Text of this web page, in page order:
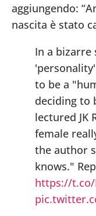
aggiungendo:
nascita è stato
In a bizarre
to be a
deciding to
lectured JK
female
the author
knows."
https://t.co/